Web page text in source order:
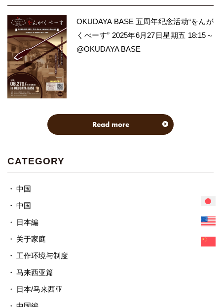
OKUDAYA BASE 五周年纪念活动“をんが
くべーす” 2025年6月27日星期五 18:15～
@OKUDAYA BASE
Read more
CATEGORY
中国
中国
日本編
关于家庭
工作环境与制度
马来西亚篇
日本/马来西亚